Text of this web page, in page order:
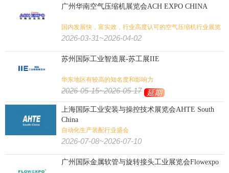
广州华南空气压缩机展览会ACH EXPO CHINA
国内发展快，富实效，行业高度认可的空气压缩机行业展览
盛会
2026-03-31~2026-04-02
苏州国际工业智造展-苏工展IIE
华东地区有较高的知名度和影响力
2026-05-15~2026-05-17 延期
上海国际工业安装与操控技术展览会AHTE South
China
自动化生产装配行业盛会
2026-07-08~2026-07-10
广州国际金属软管与旋转接头工业展览会Flowexpo